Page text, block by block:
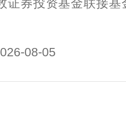
证券投资基金联接
08-05